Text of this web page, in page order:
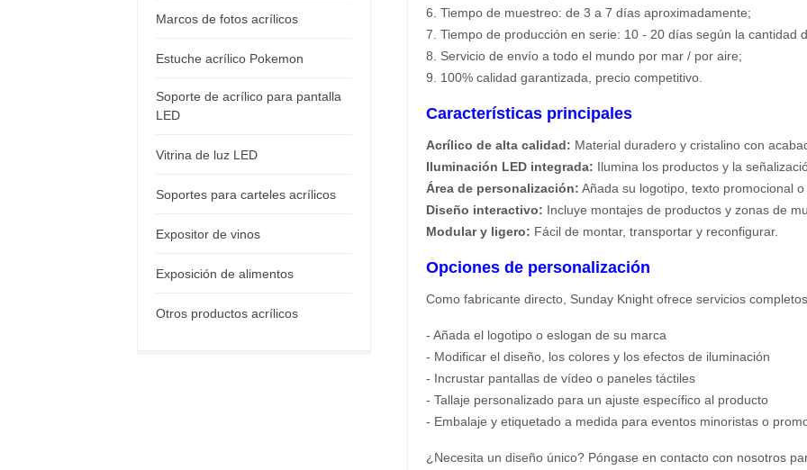
6. Tiempo de muestreo: de 3 a 7 días aproximadamente;
7. Tiempo de producción en serie: 10 - 20 días según la cantidad
8. Servicio de envío a todo el mundo por mar / por aire;
9. 100% calidad garantizada, precio competitivo.
Características principales
Acrílico de alta calidad: Material duradero y cristalino con
Iluminación LED integrada: Ilumina los productos y la
Área de personalización: Añada su logotipo, texto promocional
Diseño interactivo: Incluye montajes de productos y zonas de
Modular y ligero: Fácil de montar, transportar y reconfigurar.
Opciones de personalización
Como fabricante directo, Sunday Knight ofrece servicios
- Añada el logotipo o eslogan de su marca
- Modificar el diseño, los colores y los efectos de iluminación
- Incrustar pantallas de vídeo o paneles táctiles
- Tallaje personalizado para un ajuste específico al producto
- Embalaje y etiquetado a medida para eventos minoristas o
¿Necesita un diseño único? Póngase en contacto con nosotros
Marcos de fotos acrílicos
Estuche acrílico Pokemon
Soporte de acrílico para pantalla
LED
Vitrina de luz LED
Soportes para carteles acrílicos
Expositor de vinos
Exposición de alimentos
Otros productos acrílicos